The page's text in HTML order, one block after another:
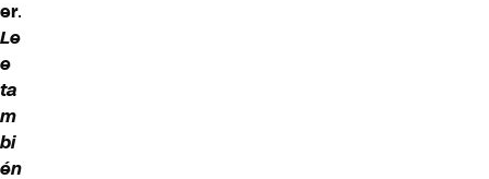
er.
Le
e
ta
m
bi
én